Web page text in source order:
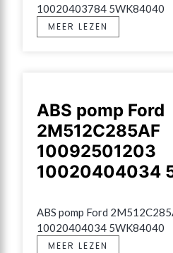
10020403784 5WK84040
MEER LEZEN
ABS pomp Ford
2M512C285AF
10092501203
10020404034
ABS pomp Ford
10020404034 5WK84040
MEER LEZEN